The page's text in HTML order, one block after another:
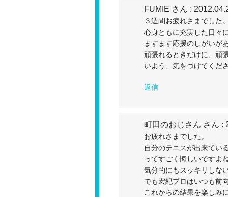
FUMIE さん :
３週間お疲れさまでした
心身ともに充実した日々
ますます応援のしがいが
頑張れるときだけに、頑
いよう、気をつけてくだ
返信
町田のおじさん さん :
お疲れさまでした。
自分のテニスが出来てい
ってすごく悔しいですよ
気分的にもスッキリしな
でも宏紀プロはいつも前
これからの結果を楽しみ